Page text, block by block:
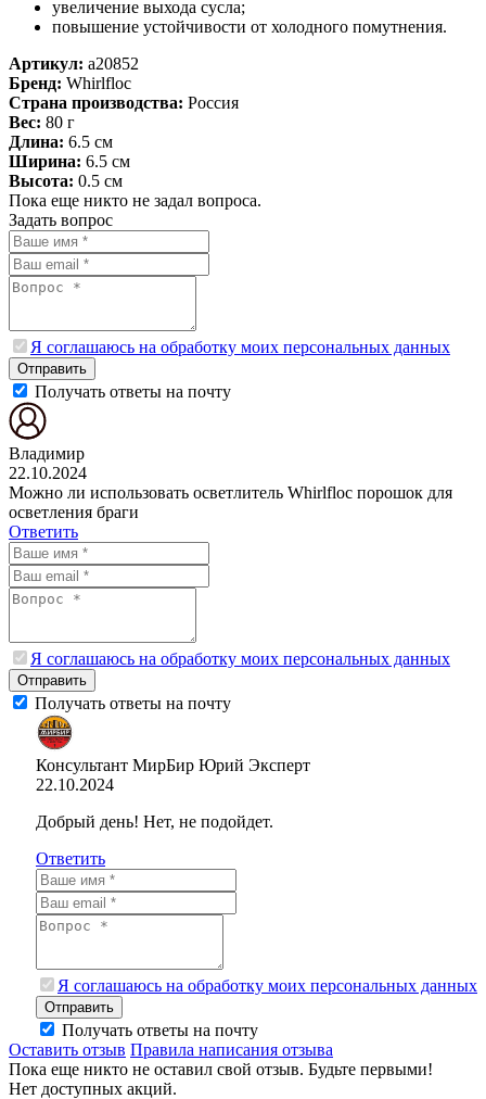
увеличение выхода сусла;
повышение устойчивости от холодного помутнения.
Артикул: a20852
Бренд: Whirlfloc
Страна производства: Россия
Вес: 80 г
Длина: 6.5 см
Ширина: 6.5 см
Высота: 0.5 см
Пока еще никто не задал вопроса.
Задать вопрос
Я соглашаюсь на обработку моих персональных данных
Отправить
Получать ответы на почту
Владимир
22.10.2024
Можно ли использовать осветлитель Whirlfloc порошок для
осветления браги
Ответить
Я соглашаюсь на обработку моих персональных данных
Отправить
Получать ответы на почту
Консультант МирБир Юрий Эксперт
22.10.2024
Добрый день! Нет, не подойдет.
Ответить
Я соглашаюсь на обработку моих персональных данных
Отправить
Получать ответы на почту
Оставить отзыв Правила написания отзыва
Пока еще никто не оставил свой отзыв. Будьте первыми!
Нет доступных акций.